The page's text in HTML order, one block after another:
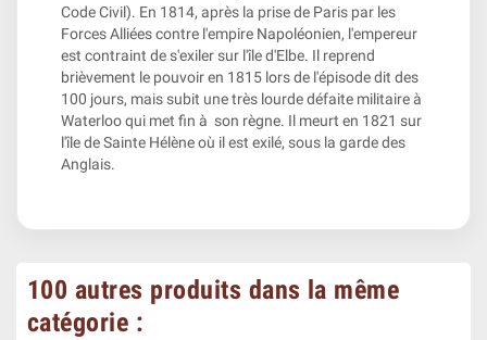
Code Civil). En 1814, après la prise de Paris par les
Forces Alliées contre l'empire Napoléonien, l'empereur
est contraint de s'exiler sur l'île d'Elbe. Il reprend
brièvement le pouvoir en 1815 lors de l'épisode dit des
100 jours, mais subit une très lourde défaite militaire à
Waterloo qui met fin à son règne. Il meurt en 1821 sur
l'île de Sainte Hélène où il est exilé, sous la garde des
Anglais.
100 autres produits dans la même
catégorie :